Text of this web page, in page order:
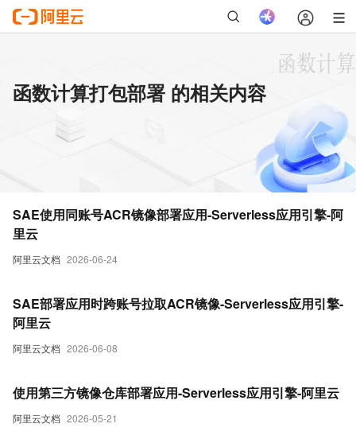
函数计算打包部署 的相关内容
阿里云文档 2026-06-24
SAE使用同账号ACR镜像部署应用-Serverless应用引擎-阿
里云
阿里云文档 2026-06-08
SAE部署应用时跨账号拉取ACR镜像-Serverless应用引擎-
阿里云
阿里云文档 2026-05-21
使用第三方镜像仓库部署应用-Serverless应用引擎-阿里云